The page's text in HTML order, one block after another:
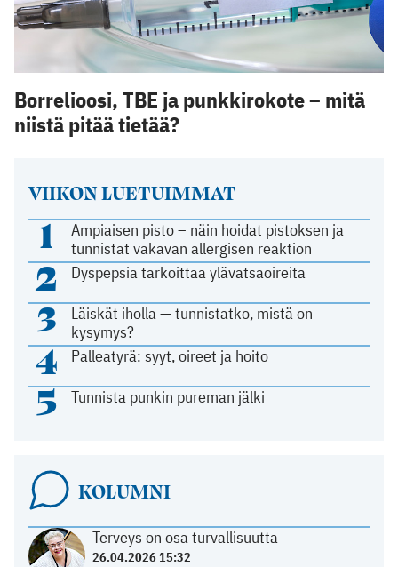
VIIKON LUETUIMMAT
1
Ampiaisen pisto – näin hoidat pistoksen ja
tunnistat vakavan allergisen reaktion
2 Dyspepsia tarkoittaa ylävatsaoireita
3
Läiskät iholla — tunnistatko, mistä on
kysymys?
4 Palleatyrä: syyt, oireet ja hoito
5 Tunnista punkin pureman jälki
KOLUMNI
Terveys on osa turvallisuutta
26.04.2026 15:32
Borrelioosi, TBE ja punkkirokote – mitä
niistä pitää tietää?